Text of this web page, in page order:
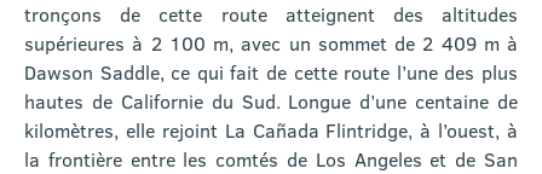
tronçons de cette route atteignent des altitudes
supérieures à 2 100 m, avec un sommet de 2 409 m à
Dawson Saddle, ce qui fait de cette route l’une des plus
hautes de Californie du Sud. Longue d’une centaine de
kilomètres, elle rejoint La Cañada Flintridge, à l’ouest, à
la frontière entre les comtés de Los Angeles et de San